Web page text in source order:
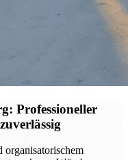
Professioneller